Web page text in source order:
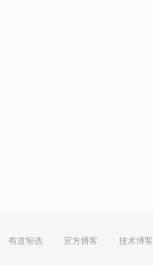
有道智选 官方博客 技术博客